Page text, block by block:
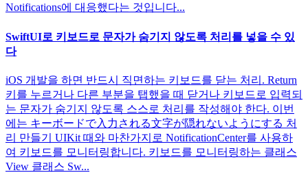
Notifications에 대응했다는 것입니다...
SwiftUI로 키보드로 문자가 숨기지 않도록 처리를 넣을 수 있
다
iOS 개발을 하면 반드시 직면하는 키보드를 닫는 처리. Return
키를 누르거나 다른 부분을 탭했을 때 닫거나 키보드로 입력되
는 문자가 숨기지 않도록 스스로 처리를 작성해야 한다. 이번
에는 キーボードで入力される文字が隠れないようにする 처
리 만들기 UIKit 때와 마찬가지로 NotificationCenter를 사용하
여 키보드를 모니터링합니다. 키보드를 모니터링하는 클래스
View 클래스 Sw...